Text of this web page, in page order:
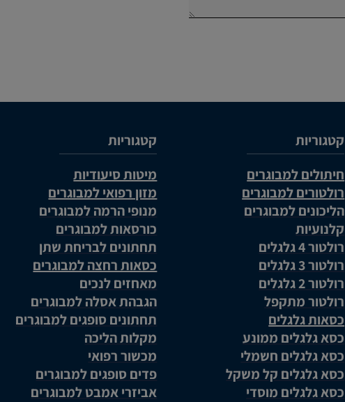
קטגוריות
חיתולים למבוגרים
רולטורים למבוגרים
הליכונים למבוגרים
קלנועיות
רולטור 4 גלגלים
רולטור 3 גלגלים
רולטור 2 גלגלים
רולטור מתקפל
כסאות גלגלים
כסא גלגלים ממונע
כסא גלגלים חשמלי
כסא גלגלים קל משקל
כסא גלגלים מוסדי
קטגוריות
מיטות סיעודיות
מזון רפואי למבוגרים
מנופי הרמה למבוגרים
כורסאות למבוגרים
תחתונים לבריחת שתן
כסאות רחצה למבוגרים
מאחזים לנכים
הגבהת אסלה למבוגרים
תחתונים סופגים למבוגרים
מקלות הליכה
מכשור רפואי
פדים סופגים למבוגרים
אביזרי אמבט למבוגרים